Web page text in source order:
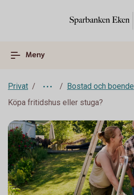
Meny
Privat
Bostad och boende
Köpa fritidshus eller stuga?